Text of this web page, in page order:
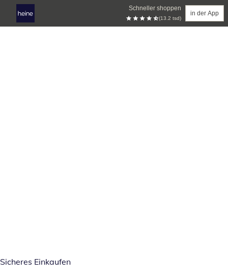
Schneller shoppen
(13.2 tsd)
in der App
Sicheres Einkaufen